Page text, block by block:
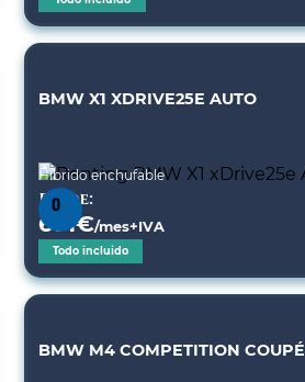
BMW X1 XDRIVE25E AUTO
Híbrido enchufable
Desde:
671€/mes+IVA
Todo incluido
BMW M4 COMPETITION COUPÉ